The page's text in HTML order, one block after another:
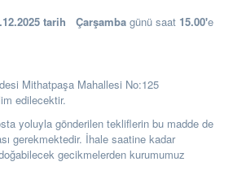
tarih Çarşamba günü saat 15.00'e
Mithatpaşa Mahallesi No:125
edilecektir.
yoluyla gönderilen tekliflerin bu madde de
gerekmektedir. İhale saatine kadar
gecikmelerden kurumumuz